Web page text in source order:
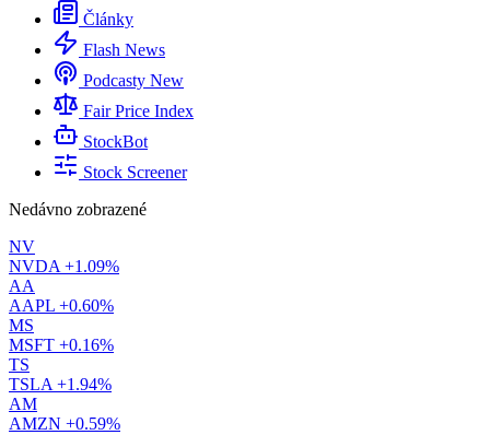
Články
Flash News
Podcasty New
Fair Price Index
StockBot
Stock Screener
Nedávno zobrazené
NV
NVDA +1.09%
AA
AAPL +0.60%
MS
MSFT +0.16%
TS
TSLA +1.94%
AM
AMZN +0.59%